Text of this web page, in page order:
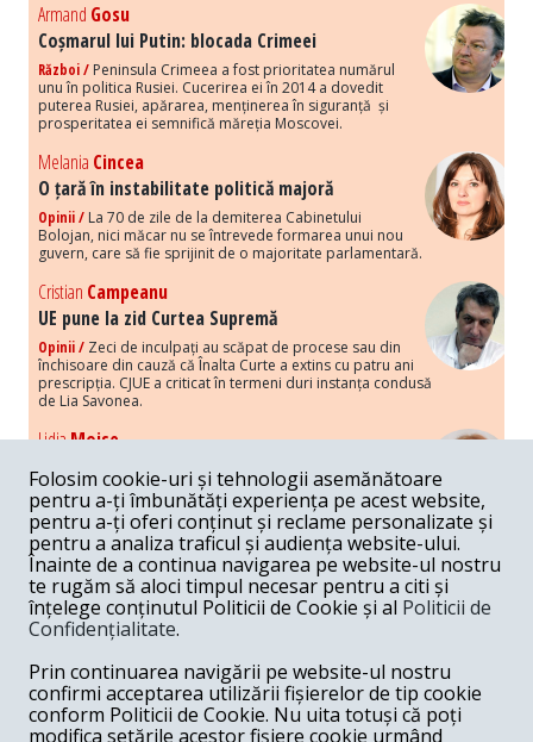
Armand Gosu
Coșmarul lui Putin: blocada Crimeei
Război / Peninsula Crimeea a fost prioritatea numărul
unu în politica Rusiei. Cucerirea ei în 2014 a dovedit
puterea Rusiei, apărarea, menținerea în siguranță și
prosperitatea ei semnifică măreția Moscovei.
Melania Cincea
O țară în instabilitate politică majoră
Opinii / La 70 de zile de la demiterea Cabinetului
Bolojan, nici măcar nu se întrevede formarea unui nou
guvern, care să fie sprijinit de o majoritate parlamentară.
Cristian Campeanu
UE pune la zid Curtea Supremă
Opinii / Zeci de inculpați au scăpat de procese sau din
închisoare din cauză că Înalta Curte a extins cu patru ani
prescripția. CJUE a criticat în termeni duri instanța condusă
de Lia Savonea.
LidiaMoise
Costurile economice ale haosului politic
Opinii / Economia nu poate rezista cu retorica falsă a
susținerii intereselor poporului, care, de fapt, ascunde
obsesia menținerii privilegiilor și a averilor unor caste.
Melania Cincea
Noi puseuri de xenofobie din partea românilor
„neaoși”
Periodic, în spațiul public sunt voci care lansează
mesaje xenofobe la adresa câte unui politician care deranjează un
anumit grup politico-mediatic, într-un anumit moment.
ArmandGosu
Folosim cookie-uri și tehnologii asemănătoare
pentru a-ți îmbunătăți experiența pe acest website,
pentru a-ți oferi conținut și reclame personalizate și
pentru a analiza traficul și audiența website-ului.
Înainte de a continua navigarea pe website-ul nostru
te rugăm să aloci timpul necesar pentru a citi și
înțelege conținutul Politicii de Cookie și al Politicii de
Confidențialitate.
Prin continuarea navigării pe website-ul nostru
confirmi acceptarea utilizării fișierelor de tip cookie
conform Politicii de Cookie. Nu uita totuși că poți
modifica setările acestor fișiere cookie urmând